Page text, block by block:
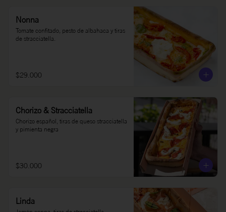
Nonna
Tomate confitado, pesto de albahaca y tiras
de stracciatella.
$29.000
Chorizo & Stracciatella
Chorizo español, tiras de queso stracciatella
y pimienta negra
$30.000
Linda